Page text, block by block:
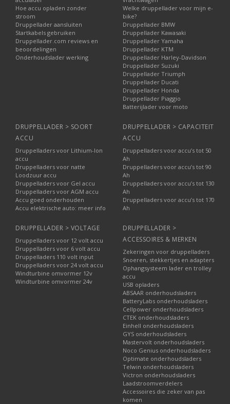
Hoe accu opladen zonder
stroom
Druppellader aansluiten
Startkabels gebruiken
Druppellader.com reviews en
beoordelingen
Onderhoudslader werking
Welke druppellader voor mijn e-
bike?
Druppellader BMW
Druppellader Kawasaki
Druppellader Yamaha
Druppellader KTM
Druppellader Harley-Davidson
Druppellader Suzuki
Druppellader Triumph
Druppellader Ducati
Druppellader Honda
Druppellader Piaggio
Batterijlader voor moto
DRUPPELLADER > SOORT
ACCU
Druppelladers voor Lithium-Ion
accu
Druppelladers voor natte
Loodzuur accu
Druppelladers voor Gel accu
Druppelladers voor AGM accu
Accu goed onderhouden
Accu elektrische auto: meer info
DRUPPELLADER > CAPACITEIT
ACCU
Druppelladers voor accu’s tot 50
Ah
Druppelladers voor accu’s tot 90
Ah
Druppelladers voor accu’s tot 130
Ah
Druppelladers voor accu’s tot 170
Ah
DRUPPELLADER > VOLTAGE
Druppelladers voor 12 volt accu
Druppelladers voor 6 volt accu
Druppelladers 110 volt input
Druppelladers voor 24 volt accu
Windturbine omvormer 12v
Windturbine omvormer 24v
DRUPPELLADER >
ACCESSOIRES & MERKEN
Zekeringen voor druppelladers
Snoeren, stekkertjes en adapters
Ophangsysteem lader en trolley
accu
USB opladers
ABSAAR onderhoudsladers
BatteryLabs onderhoudsladers
Cellpower onderhoudsladers
CTEK onderhoudsladers
Einhell onderhoudsladers
GYS onderhoudsladers
Mastervolt onderhoudsladers
Noco Genius onderhoudsladers
Optimate onderhoudsladers
Telwin onderhoudsladers
Victron onderhoudsladers
Laadstroomverdelers
Accessoires die zeker van pas
komen